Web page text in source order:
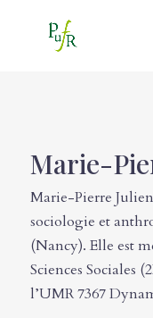
Marie-
Marie-Pierre
sociologie et
(Nancy). Elle est
Sciences Sociales
l’UMR 7367